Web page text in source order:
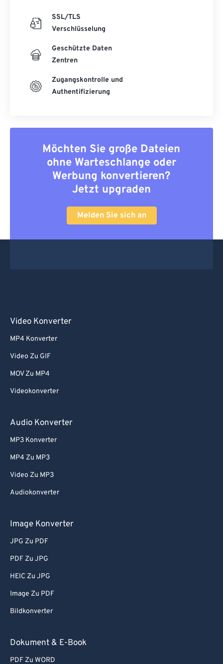
SSL/TLS
Verschlüsselung
Geschützte Daten
Zentren
Zugangskontrolle und
Authentifizierung
Möchten Sie große Dateien
ohne Warteschlange oder
Werbung konvertieren?
Jetzt upgraden
Melden Sie sich an
Video Konverter
MP4 Konverter
Video Zu GIF
MOV Zu MP4
Videokonverter
Audio Konverter
MP3 Konverter
MP4 Zu MP3
Video Zu MP3
Audiokonverter
Image Konverter
JPG Zu PDF
PDF Zu JPG
HEIC Zu JPG
Image Zu PDF
Bildkonverter
Dokument & E-Book
PDF Zu WORD